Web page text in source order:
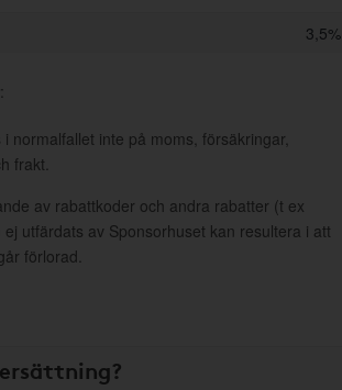
3,5%
:
i normalfallet inte på moms, försäkringar,
frakt.
av rabattkoder och andra rabatter (t ex
utfärdats av Sponsorhuset kan resultera i att
förlorad.